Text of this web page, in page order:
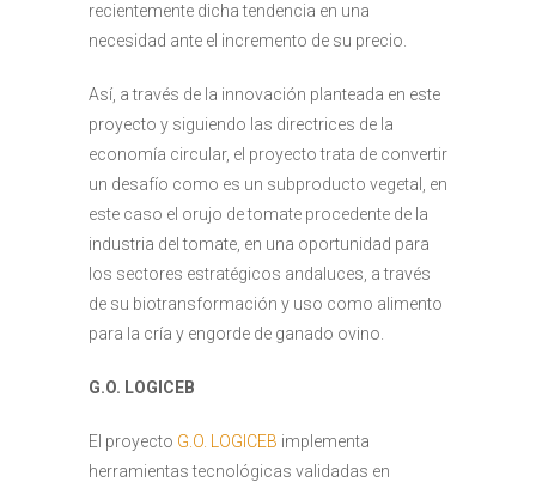
recientemente dicha tendencia en una
necesidad ante el incremento de su precio.
Así, a través de la innovación planteada en este
proyecto y siguiendo las directrices de la
economía circular, el proyecto trata de convertir
un desafío como es un subproducto vegetal, en
este caso el orujo de tomate procedente de la
industria del tomate, en una oportunidad para
los sectores estratégicos andaluces, a través
de su biotransformación y uso como alimento
para la cría y engorde de ganado ovino.
G.O. LOGICEB
El proyecto G.O. LOGICEB implementa
herramientas tecnológicas validadas en